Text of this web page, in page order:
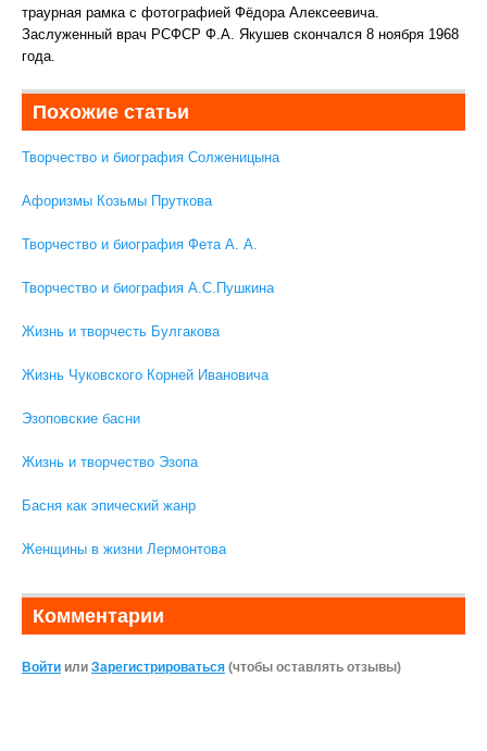
траурная рамка с фотографией Фёдора Алексеевича.
Заслуженный врач РСФСР Ф.А. Якушев скончался 8 ноября 1968
года.
Похожие статьи
Творчество и биография Солженицына
Афоризмы Козьмы Пруткова
Творчество и биография Фета А. А.
Творчество и биография А.С.Пушкина
Жизнь и творчесть Булгакова
Жизнь Чуковского Корней Ивановича
Эзоповские басни
Жизнь и творчество Эзопа
Басня как эпический жанр
Женщины в жизни Лермонтова
Комментарии
Войти или Зарегистрироваться (чтобы оставлять отзывы)